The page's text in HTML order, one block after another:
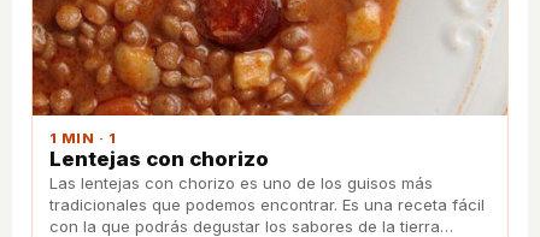
1 MIN · 1
Lentejas con chorizo
Las lentejas con chorizo es uno de los guisos más
tradicionales que podemos encontrar. Es una receta fácil
con la que podrás degustar los sabores de la tierra